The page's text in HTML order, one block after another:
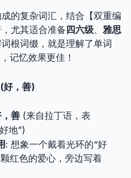
的复杂词汇，结合【双重编
尤其适合准备 四六级、 雅思
根词缀，就是理解了单词
记忆效果更佳！
好，善)
善 (来自拉丁语，表
地”)
: 想象一个戴着光环的“好
红色的爱心，旁边写着